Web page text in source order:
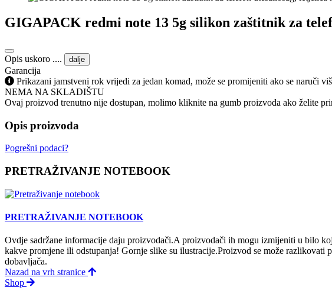
GIGAPACK redmi note 13 5g silikon zaštitnik za
Opis uskoro .... dalje
Garancija
Prikazani jamstveni rok vrijedi za jedan komad, može se promijeniti ako se naruči
NEMA NA SKLADIŠTU
Ovaj proizvod trenutno nije dostupan, molimo kliknite na gumb proizvoda ako želite
Opis proizvoda
Pogrešni podaci?
PRETRAŽIVANJE NOTEBOOK
PRETRAŽIVANJE NOTEBOOK
Ovdje sadržane informacije daju proizvodači.A proizvodači ih mogu izmijeniti u bilo
kakve promjene ili odstupanja! Gornje slike su ilustracije.Proizvod se može
dobavljača.
Nazad na vrh stranice
Shop